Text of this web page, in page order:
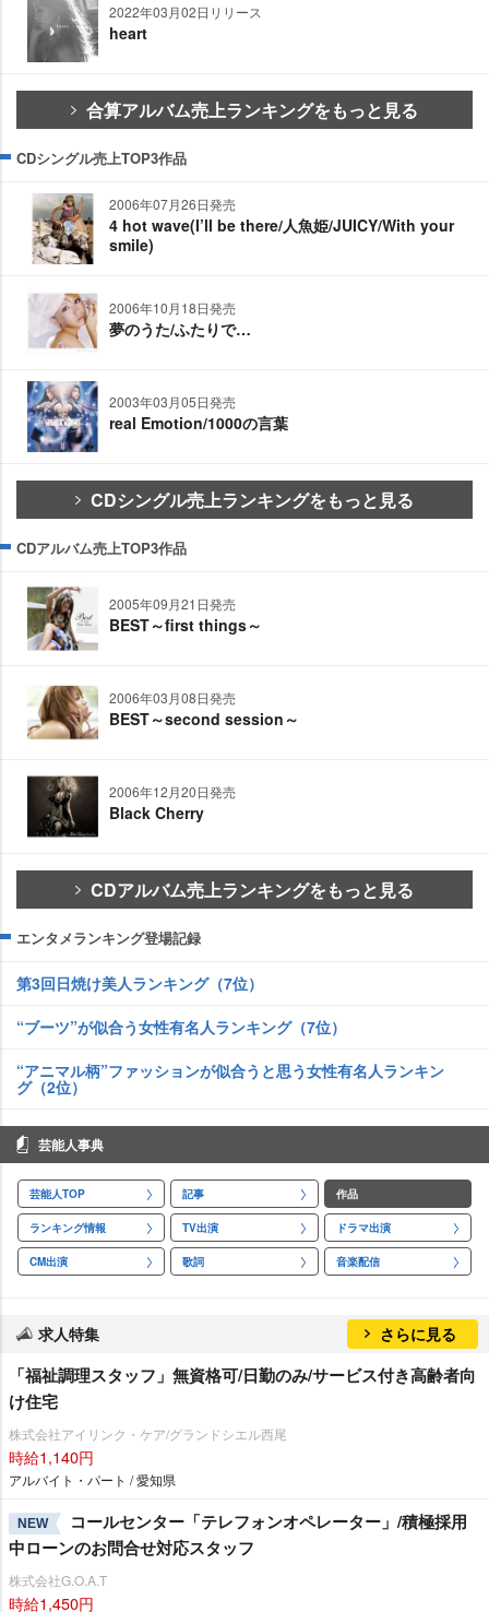
2022年03月02日リリース
heart
合算アルバム売上ランキングをもっと見る
CDシングル売上TOP3作品
2006年07月26日発売
4 hot wave(I’ll be there/人魚姫/JUICY/With your
smile)
2006年10月18日発売
夢のうた/ふたりで…
2003年03月05日発売
real Emotion/1000の言葉
CDシングル売上ランキングをもっと見る
CDアルバム売上TOP3作品
2005年09月21日発売
BEST～first things～
2006年03月08日発売
BEST～second session～
2006年12月20日発売
Black Cherry
CDアルバム売上ランキングをもっと見る
エンタメランキング登場記録
第3回日焼け美人ランキング（7位）
“ブーツ”が似合う女性有名人ランキング（7位）
“アニマル柄”ファッションが似合うと思う女性有名人ランキン
グ（2位）
芸能人事典
芸能人TOP 記事 作品
ランキング情報 TV出演 ドラマ出演
CM出演 歌詞 音楽配信
求人特集 さらに見る
「福祉調理スタッフ」無資格可/日勤のみ/サービス付き高齢者向
け住宅
株式会社アイリンク・ケア/グランドシエル西尾
時給1,140円
アルバイト・パート / 愛知県
NEW
コールセンター「テレフォンオペレーター」/積極採用
中ローンのお問合せ対応スタッフ
株式会社G.O.A.T
時給1,450円